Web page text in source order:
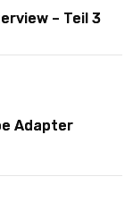
– Teil 3
Adapter